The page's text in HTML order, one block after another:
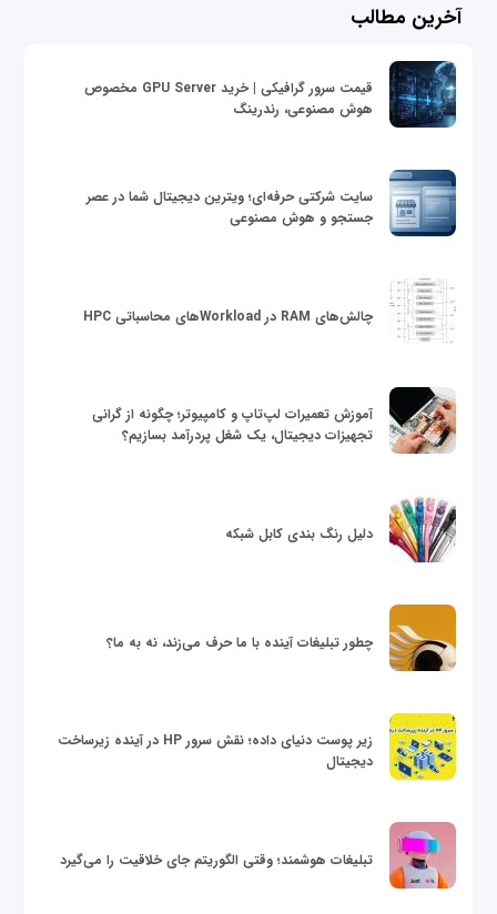
آخرین مطالب
قیمت سرور گرافیکی | خرید GPU Server مخصوص
هوش مصنوعی، رندرینگ
سایت شرکتی حرفه‌ای؛ ویترین دیجیتال شما در عصر
جستجو و هوش مصنوعی
چالش‌های RAM در Workloadهای محاسباتی HPC
آموزش تعمیرات لپ‌تاپ و کامپیوتر؛ چگونه از گرانی
تجهیزات دیجیتال، یک شغل پردرآمد بسازیم؟
دلیل رنگ بندی کابل شبکه
چطور تبلیغات آینده با ما حرف می‌زند، نه به ما؟
زیر پوست دنیای داده؛ نقش سرور HP در آینده زیرساخت
دیجیتال
تبلیغات هوشمند؛ وقتی الگوریتم جای خلاقیت را می‌گیرد